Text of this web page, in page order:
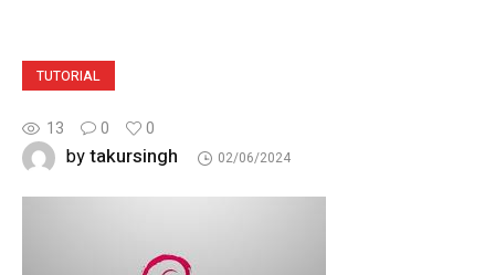
TUTORIAL
13 0 0
bytakursingh 02/06/2024